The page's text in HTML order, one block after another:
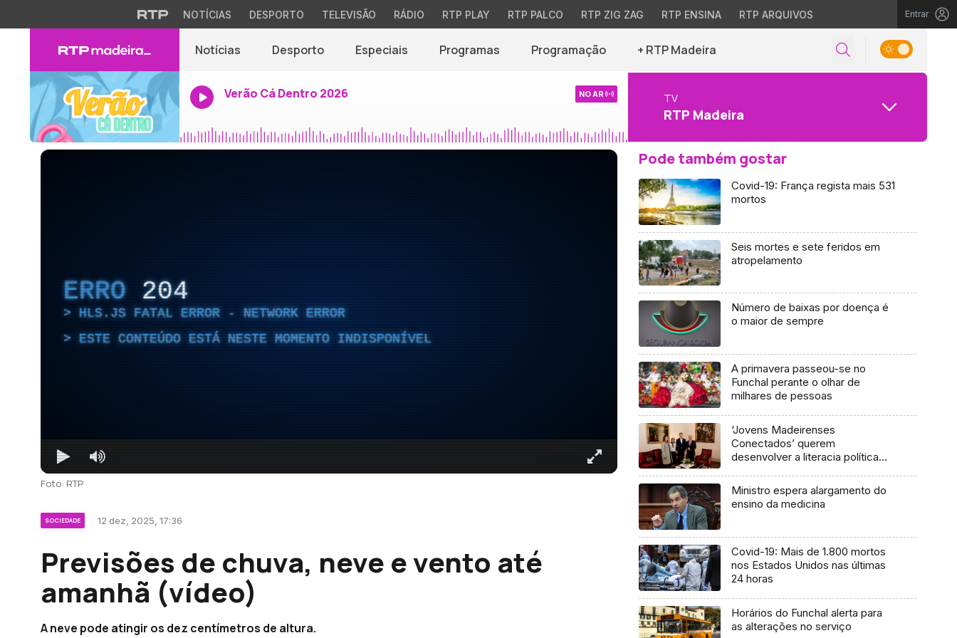
NOTÍCIAS DESPORTO TELEVISÃO RÁDIO RTP PLAY RTP PALCO RTP ZIG ZAG RTP ENSINA RTP ARQUIVOS Entrar
Notícias Desporto Especiais Programas Programação + RTP Madeira
Verão Cá Dentro 2026 NO AR TV
RTP Madeira
ERRO 204
HLS.JS FATAL ERROR - NETWORK ERROR
ESTE CONTEÚDO ESTÁ NESTE MOMENTO INDISPONÍVEL
Foto: RTP
SOCIEDADE 12 dez, 2025, 17:36
Previsões de chuva, neve e vento até
amanhã (vídeo)
A neve pode atingir os dez centímetros de altura.
Pode também gostar
Covid-19: França regista mais 531
mortos
Seis mortes e sete feridos em
atropelamento
Número de baixas por doença é
o maior de sempre
A primavera passeou-se no
Funchal perante o olhar de
milhares de pessoas
‘Jovens Madeirenses
Conectados’ querem
desenvolver a literacia política
Ministro espera alargamento do
ensino da medicina
Covid-19: Mais de 1.800 mortos
nos Estados Unidos nas últimas
24 horas
Horários do Funchal alerta para
as alterações no serviço